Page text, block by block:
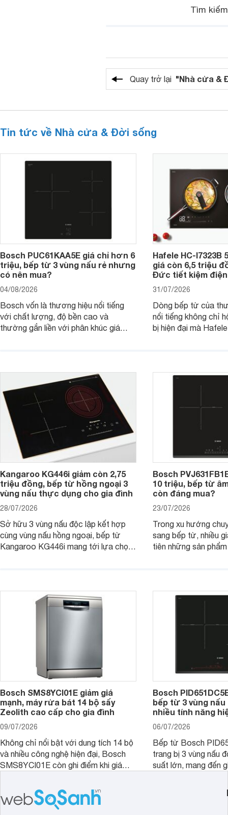
Tìm
Quay trở lại "Nhà cửa &
Tin tức về Nhà cửa & Đời sống
Bosch PUC61KAA5E giá chỉ hơn 6
triệu, bếp từ 3 vùng nấu rẻ nhưng
có nên mua?
04/08/2026
Bosch vốn là thương hiệu nổi tiếng
với chất lượng, độ bền cao và
thường gắn liền với phân khúc giá
đơn vị phân phối với mức giá khá dễ
tiếp cận, thu hút sự quan tâm của
nhiều người tiêu dùng.
Hafele HC-I7323B
giá còn 6,5 triệu
Đức tiết kiệm
31/07/2026
Dòng bếp từ của
nổi tiếng không chỉ
bị hiện đại mà
gia đình.
Kangaroo KG446i giảm còn 2,75
triệu đồng, bếp từ hồng ngoại 3
vùng nấu thực dụng cho gia đình
28/07/2026
Sở hữu 3 vùng nấu độc lập kết hợp
cùng vùng nấu hồng ngoại, bếp từ
Kangaroo KG446i mang tới lựa chọn
nhiều cửa hàng, đại lý.
Bosch
10 triệu, bếp từ
còn đáng mua?
23/07/2026
Trong xu hướng
sang bếp từ, nhiều
tiên những sản
mẫu bếp đáp ứng
Bosch SMS8YCI01E giảm giá
mạnh, máy rửa bát 14 bộ sấy
Zeolith cao cấp cho gia đình
09/07/2026
Không chỉ nổi bật với dung tích 14 bộ
và nhiều công nghệ hiện đại, Bosch
SMS8YCI01E còn ghi điểm khi giá
thời điểm mới mở bán, mang lại tỷ lệ
giá trị/chi phí hấp dẫn hơn cho người
dùng đang tìm kiếm một mẫu máy rửa
Bosch
bếp từ 3 vùng
nhiều tính năng
06/07/2026
Bếp từ Bosch
trang bị 3 vùng nấu
suất lớn, mang đến